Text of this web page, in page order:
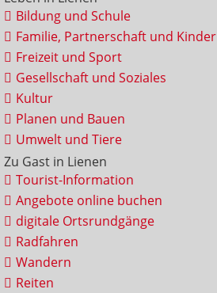
Bildung und Schule
Familie, Partnerschaft und Kinder
Freizeit und Sport
Gesellschaft und Soziales
Kultur
Planen und Bauen
Umwelt und Tiere
Zu Gast in Lienen
Tourist-Information
Angebote online buchen
digitale Ortsrundgänge
Radfahren
Wandern
Reiten